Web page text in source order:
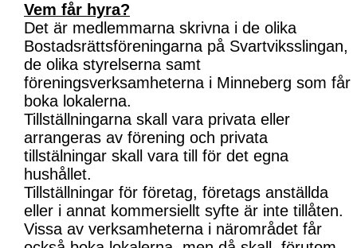
Vem får hyra?
Det är medlemmarna skrivna i de olika
Bostadsrättsföreningarna på Svartviksslingan,
de olika styrelserna samt
föreningsverksamheterna i Minneberg som får
boka lokalerna.
Tillställningarna skall vara privata eller
arrangeras av förening och privata
tillstälningar skall vara till för det egna
hushållet.
Tillställningar för företag, företags anställda
eller i annat kommersiellt syfte är inte tillåten.
Vissa av verksamheterna i närområdet får